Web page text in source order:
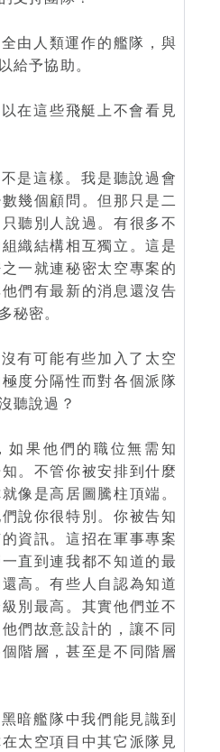
全由人類運作的艦隊，與
給予協助。
以在這些飛艇上不會看見
不是這樣。我是聽說過會
幾個顧問。但那只是二
聽別人說過。有很多不
織結構相互獨立。這是
一就連秘密太空專案的
們有最新的消息還沒告
秘密。
沒有可能有些加入了太空
度分隔性而對各個派隊
聽說過？
如果他們的職位無需知
。不管你被安排到什麼
像是高居圖騰柱頂端。
說你很特別。你被告知
資訊。這招在軍事專案
直到連我都不知道的最
高。有些人自認為知道
別最高。其實他們並不
們故意設計的，讓不同
階層，甚至是不同階層
黑暗艦隊中我們能見識到
太空項目中其它派隊見